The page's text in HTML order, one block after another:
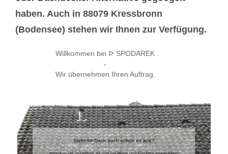
haben. Auch in 88079 Kressbronn
(Bodensee) stehen wir Ihnen zur Verfügung.
Willkommen bei ᐅ SPODAREK
-
Wir übernehmen Ihren Auftrag.